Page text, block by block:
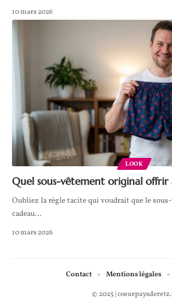
10 mars 2026
LOOK
Quel sous-vêtement original offrir
Oubliez la règle tacite qui voudrait que le
cadeau…
10 mars 2026
© 2025 |
Contact Mentions légales